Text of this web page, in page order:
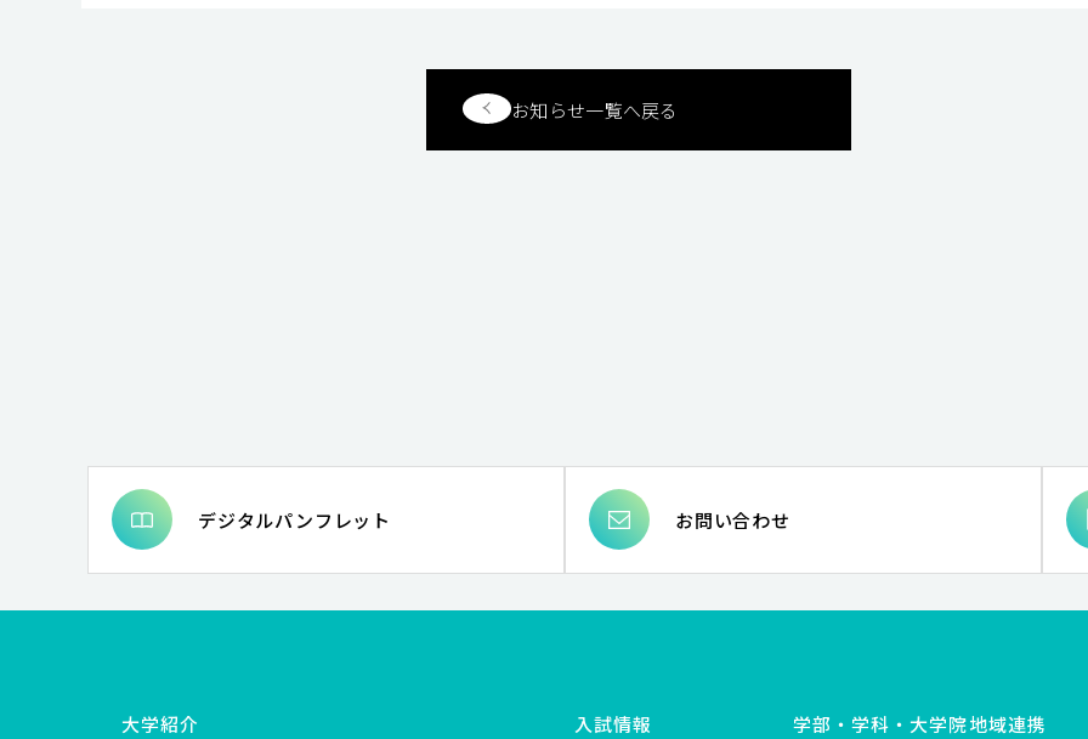
お知らせ一覧へ戻る
デジタルパンフレット お問い合わせ
大学紹介 入試情報 学部・学科・大学院地域連携